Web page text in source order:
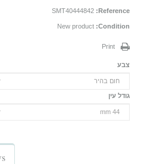
Reference:
SMT40444842
Condition:
New product
Print
צבע
גודל עין